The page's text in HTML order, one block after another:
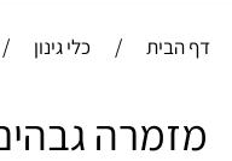
דף הבית / כלי גינון /